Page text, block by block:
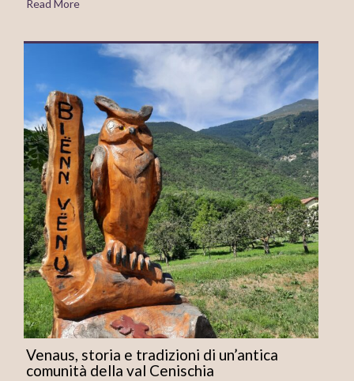
Read More
Venaus, storia e tradizioni di un’antica
comunità della val Cenischia